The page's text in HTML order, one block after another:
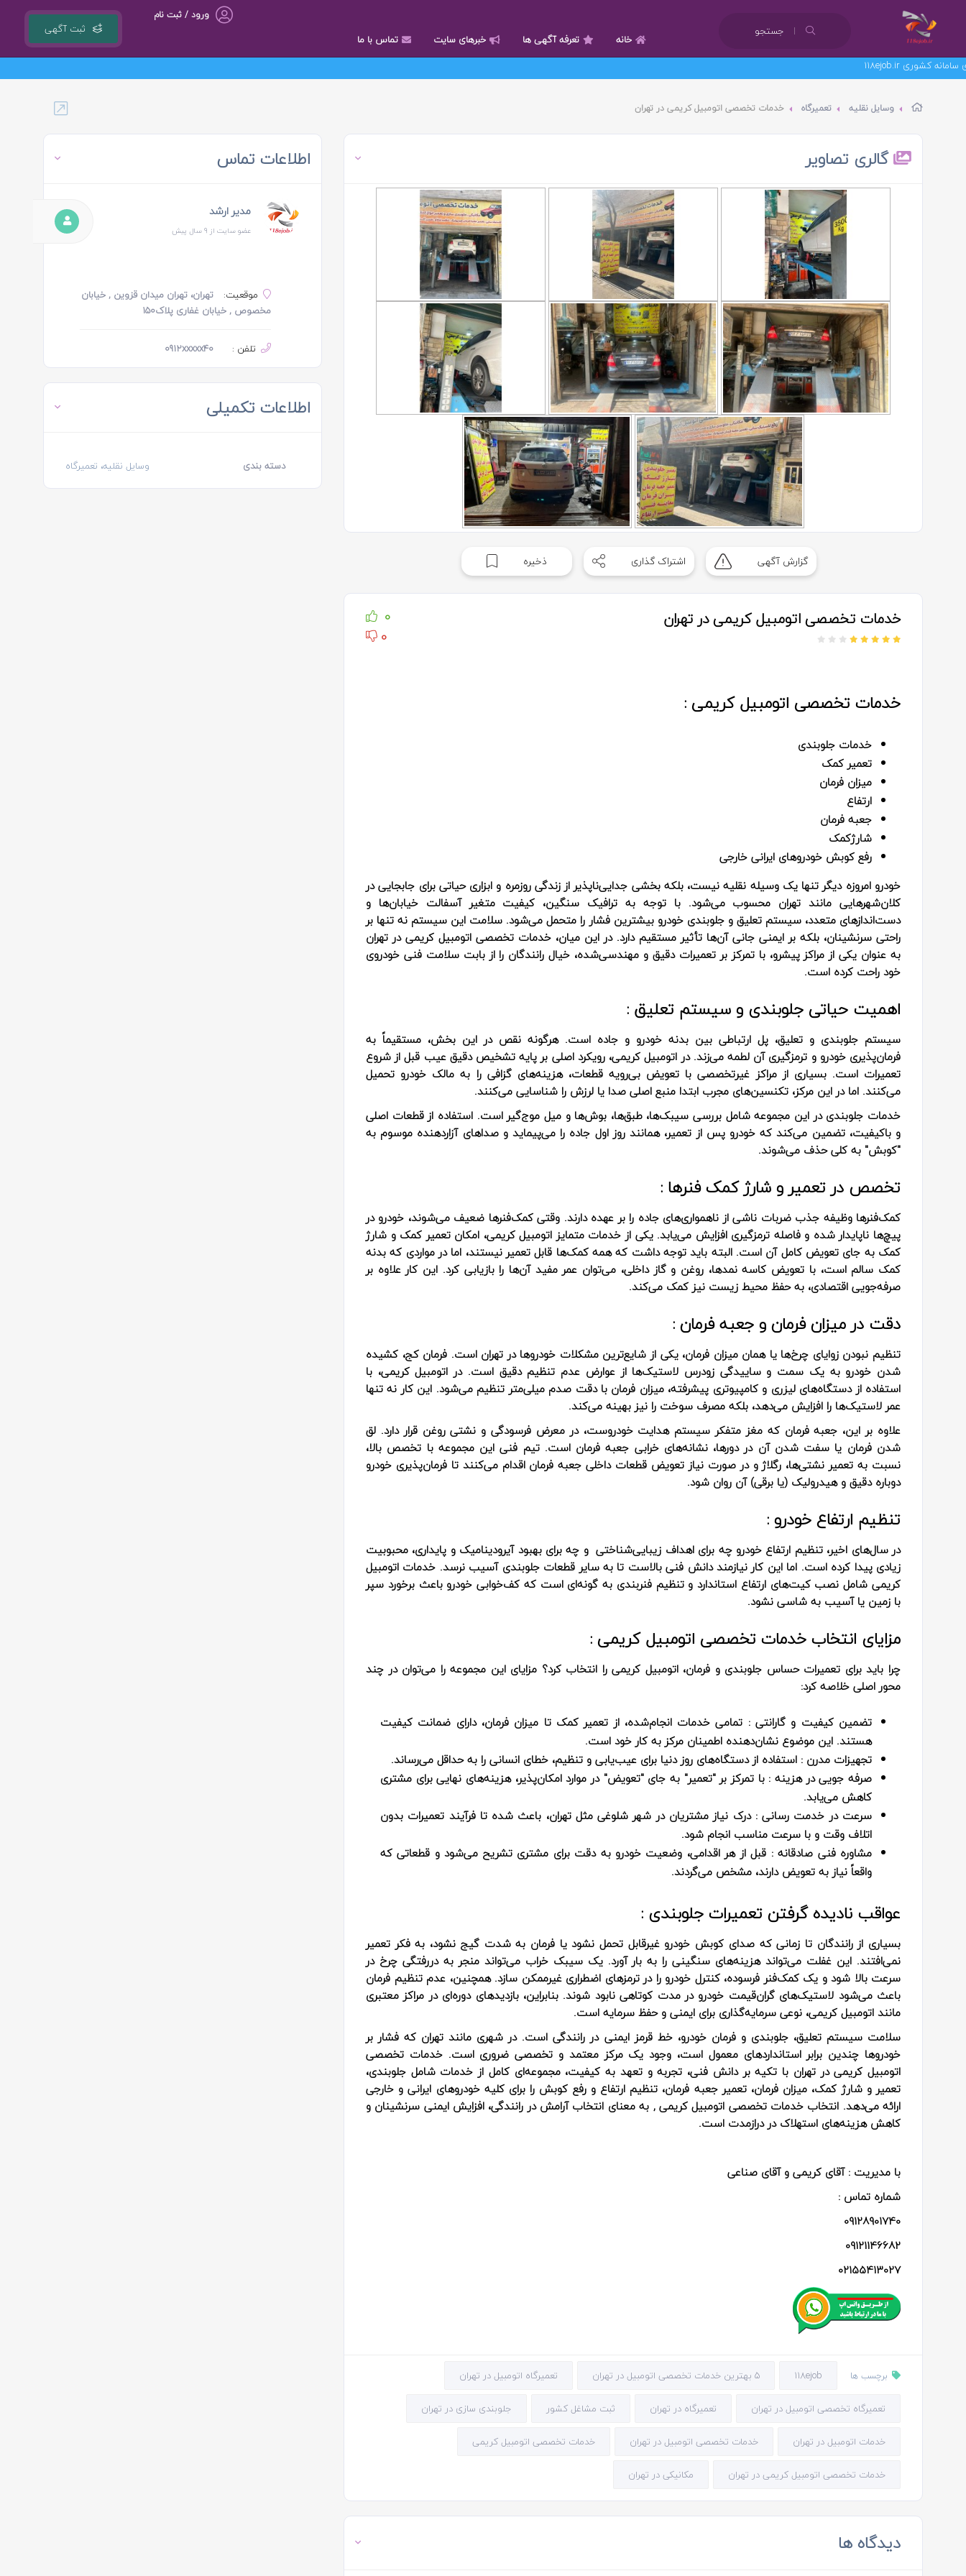
جستجو ثبت آگهی
ورود / ثبت نام
خانه تعرفه آگهی ها خبرهای سایت
تماس با ما
وسایل نقلیه تعمیرگاه خدمات تخصصی اتومبیل کریمی در تهران
گالری تصاویر
گزارش آگهی اشتراک گذاری ذخیره
خدمات تخصصی اتومبیل کریمی در تهران
0
0
خدمات تخصصی اتومبیل کریمی :
خدمات جلوبندی
تعمیر کمک
میزان فرمان
ارتفاع
جعبه فرمان
شارژکمک
رفع کوبش خودروهای ایرانی ‌خارجی
خودرو امروزه دیگر تنها یک وسیله نقلیه نیست، بلکه بخشی جدایی‌ناپذیر از زندگی روزمره و ابزاری حیاتی برای جابجایی در
کلان‌شهرهایی مانند تهران محسوب می‌شود. با توجه به ترافیک سنگین، کیفیت متغیر آسفالت خیابان‌ها و
دست‌اندازهای متعدد، سیستم تعلیق و جلوبندی خودرو بیشترین فشار را متحمل می‌شود. سلامت این سیستم نه تنها بر
راحتی سرنشینان، بلکه بر ایمنی جانی آن‌ها تأثیر مستقیم دارد. در این میان، خدمات تخصصی اتومبیل کریمی در تهران
به عنوان یکی از مراکز پیشرو، با تمرکز بر تعمیرات دقیق و مهندسی‌شده، خیال رانندگان را از بابت سلامت فنی خودروی
خود راحت کرده است.
اهمیت حیاتی جلوبندی و سیستم تعلیق :
سیستم جلوبندی و تعلیق، پل ارتباطی بین بدنه خودرو و جاده است. هرگونه نقص در این بخش، مستقیماً به
فرمان‌پذیری خودرو و ترمزگیری آن لطمه می‌زند. در اتومبیل کریمی، رویکرد اصلی بر پایه تشخیص دقیق عیب قبل از شروع
تعمیرات است. بسیاری از مراکز غیرتخصصی با تعویض بی‌رویه قطعات، هزینه‌های گزافی را به مالک خودرو تحمیل
می‌کنند. اما در این مرکز، تکنسین‌های مجرب ابتدا منبع اصلی صدا یا لرزش را شناسایی می‌کنند.
خدمات جلوبندی در این مجموعه شامل بررسی سیبک‌ها، طبق‌ها، بوش‌ها و میل موج‌گیر است. استفاده از قطعات اصلی
و باکیفیت، تضمین می‌کند که خودرو پس از تعمیر، همانند روز اول جاده را می‌پیماید و صداهای آزاردهنده موسوم به
"کوبش" به کلی حذف می‌شوند.
تخصص در تعمیر و شارژ کمک‌ فنرها :
کمک‌فنرها وظیفه جذب ضربات ناشی از ناهمواری‌های جاده را بر عهده دارند. وقتی کمک‌فنرها ضعیف می‌شوند، خودرو در
پیچ‌ها ناپایدار شده و فاصله ترمزگیری افزایش می‌یابد. یکی از خدمات متمایز اتومبیل کریمی، امکان تعمیر کمک و شارژ
کمک به جای تعویض کامل آن است. البته باید توجه داشت که همه کمک‌ها قابل تعمیر نیستند، اما در مواردی که بدنه
کمک سالم است، با تعویض کاسه نمدها، روغن و گاز داخلی، می‌توان عمر مفید آن‌ها را بازیابی کرد. این کار علاوه بر
صرفه‌جویی اقتصادی، به حفظ محیط زیست نیز کمک می‌کند.
دقت در میزان فرمان و جعبه فرمان :
تنظیم نبودن زوایای چرخ‌ها یا همان میزان فرمان، یکی از شایع‌ترین مشکلات خودروها در تهران است. فرمان کج، کشیده
شدن خودرو به یک سمت و ساییدگی زودرس لاستیک‌ها از عوارض عدم تنظیم دقیق است. در اتومبیل کریمی، با
استفاده از دستگاه‌های لیزری و کامپیوتری پیشرفته، میزان فرمان با دقت صدم میلی‌متر تنظیم می‌شود. این کار نه تنها
عمر لاستیک‌ها را افزایش می‌دهد، بلکه مصرف سوخت را نیز بهینه می‌کند.
علاوه بر این، جعبه فرمان که مغز متفکر سیستم هدایت خودروست، در معرض فرسودگی و نشتی روغن قرار دارد. لق
شدن فرمان یا سفت شدن آن در دورها، نشانه‌های خرابی جعبه فرمان است. تیم فنی این مجموعه با تخصص بالا،
نسبت به تعمیر نشتی‌ها، رگلاژ و در صورت نیاز تعویض قطعات داخلی جعبه فرمان اقدام می‌کنند تا فرمان‌پذیری خودرو
دوباره دقیق و هیدرولیک (یا برقی) آن روان شود.
تنظیم ارتفاع خودرو :
در سال‌های اخیر، تنظیم ارتفاع خودرو چه برای اهداف زیبایی‌شناختی و چه برای بهبود آیرودینامیک و پایداری، محبوبیت
زیادی پیدا کرده است. اما این کار نیازمند دانش فنی بالاست تا به سایر قطعات جلوبندی آسیب نرسد. خدمات اتومبیل
کریمی شامل نصب کیت‌های ارتفاع استاندارد و تنظیم فنربندی به گونه‌ای است که کف‌خوابی خودرو باعث برخورد سپر
با زمین یا آسیب به شاسی نشود.
مزایای انتخاب خدمات تخصصی اتومبیل کریمی :
چرا باید برای تعمیرات حساس جلوبندی و فرمان، اتومبیل کریمی را انتخاب کرد؟ مزایای این مجموعه را می‌توان در چند
محور اصلی خلاصه کرد:
تضمین کیفیت و گارانتی: تمامی خدمات انجام‌شده، از تعمیر کمک تا میزان فرمان، دارای ضمانت کیفیت
هستند. این موضوع نشان‌دهنده اطمینان مرکز به کار خود است.
تجهیزات مدرن : استفاده از دستگاه‌های روز دنیا برای عیب‌یابی و تنظیم، خطای انسانی را به حداقل می‌رساند.
صرفه‌ جویی در هزینه : با تمرکز بر "تعمیر" به جای "تعویض" در موارد امکان‌پذیر، هزینه‌های نهایی برای مشتری
کاهش می‌یابد.
سرعت در خدمت‌ رسانی: درک نیاز مشتریان در شهر شلوغی مثل تهران، باعث شده تا فرآیند تعمیرات بدون
اتلاف وقت و با سرعت مناسب انجام شود.
مشاوره فنی صادقانه: قبل از هر اقدامی، وضعیت خودرو به دقت برای مشتری تشریح می‌شود و قطعاتی که
واقعاً نیاز به تعویض دارند، مشخص می‌گردند.
عواقب نادیده گرفتن تعمیرات جلوبندی :
بسیاری از رانندگان تا زمانی که صدای کوبش خودرو غیرقابل تحمل نشود یا فرمان به شدت گیج نشود، به فکر تعمیر
نمی‌افتند. این غفلت می‌تواند هزینه‌های سنگینی را به بار آورد. یک سیبک خراب می‌تواند منجر به دررفتگی چرخ در
سرعت بالا شود و یک کمک‌فنر فرسوده، کنترل خودرو را در ترمزهای اضطراری غیرممکن سازد. همچنین، عدم تنظیم فرمان
باعث می‌شود لاستیک‌های گران‌قیمت خودرو در مدت کوتاهی نابود شوند. بنابراین، بازدیدهای دوره‌ای در مراکز معتبری
مانند اتومبیل کریمی، نوعی سرمایه‌گذاری برای ایمنی و حفظ سرمایه است.
سلامت سیستم تعلیق، جلوبندی و فرمان خودرو، خط قرمز ایمنی در رانندگی است. در شهری مانند تهران که فشار بر
خودروها چندین برابر استانداردهای معمول است، وجود یک مرکز معتمد و تخصصی ضروری است. خدمات تخصصی
اتومبیل کریمی در تهران با تکیه بر دانش فنی، تجربه و تعهد به کیفیت، مجموعه‌ای کامل از خدمات شامل جلوبندی،
تعمیر و شارژ کمک، میزان فرمان، تعمیر جعبه فرمان، تنظیم ارتفاع و رفع کوبش را برای کلیه خودروهای ایرانی و خارجی
ارائه می‌دهد. انتخاب خدمات تخصصی اتومبیل کریمی , به معنای انتخاب آرامش در رانندگی، افزایش ایمنی سرنشینان و
کاهش هزینه‌های استهلاک در درازمدت است.
با مدیریت : آقای کریمی و آقای صناعی
شماره تماس :
09128901740
09121146682
02155413027
برچسب ها 118ejob 5 بهترین خدمات تخصصی اتومبیل در تهران تعمیرگاه اتومبیل در تهران
تعمیرگاه تخصصی اتومبیل در تهران تعمیرگاه در تهران ثبت مشاغل کشور جلوبندی سازی در تهران
خدمات اتومبیل در تهران خدمات تخصصی اتومبیل در تهران خدمات تخصصی اتومبیل کریمی
خدمات تخصصی اتومبیل کریمی در تهران مکانیکی در تهران
دیدگاه ها
اطلاعات تماس
مدیر ارشد
عضو سایت از 9 سال پیش
موقعیت:
تهران، تهران میدان قزوین , خیابان
مخصوص , خیابان غفاری پلاک۱۵۰
تلفن : 0912xxxxx40
اطلاعات تکمیلی
دسته بندی وسایل نقلیه، تعمیرگاه